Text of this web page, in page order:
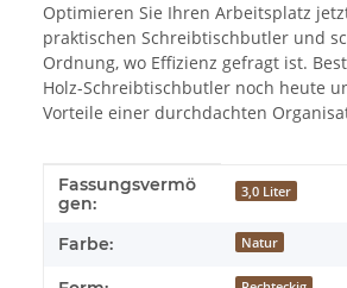
Optimieren Sie Ihren Arbeitsplatz
praktischen Schreibtischbutler und
Ordnung, wo Effizienz gefragt ist.
Holz-Schreibtischbutler noch heute
Vorteile einer durchdachten
Produkteigenschaft
Wert
Fassungsvermö
gen:
3,0 Liter
Farbe: Natur